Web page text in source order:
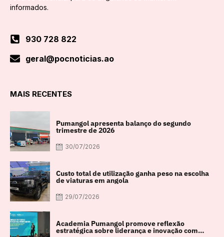
informados.
930 728 822
geral@pocnoticias.ao
MAIS RECENTES
Pumangol apresenta balanço do segundo
trimestre de 2026
30/07/2026
Custo total de utilização ganha peso na escolha
de viaturas em angola
29/07/2026
Academia Pumangol promove reflexão
estratégica sobre liderança e inovação com